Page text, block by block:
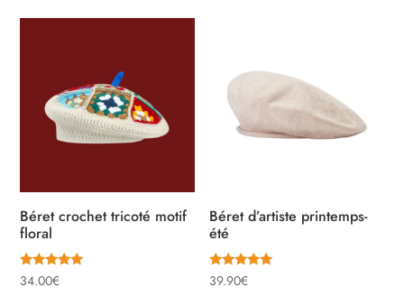
Béret crochet tricoté motif
floral
Note
5.00
34.00€
Béret d’artiste printemps-
été
Note
5.00
39.90€